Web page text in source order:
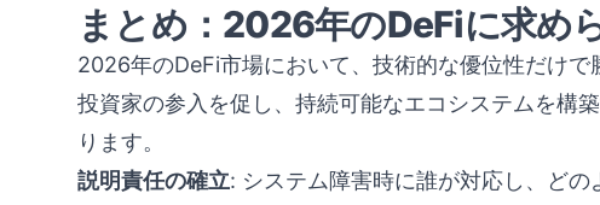
まとめ：2026年のDeFiに求め
2026年のDeFi市場において、技術的な優位性だけ
投資家の参入を促し、持続可能なエコシステムを構
ります。
説明責任の確立: システム障害時に誰が対応し、ど